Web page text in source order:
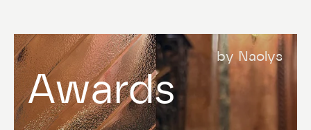
Awards
by Naolys